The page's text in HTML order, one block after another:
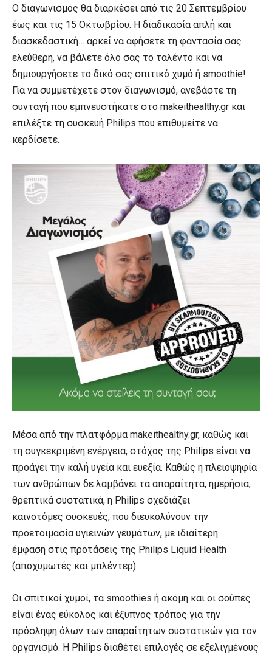
Ο διαγωνισμός θα διαρκέσει από τις 20 Σεπτεμβρίου
έως και τις 15 Οκτωβρίου. Η διαδικασία απλή και
διασκεδαστική… αρκεί να αφήσετε τη φαντασία σας
ελεύθερη, να βάλετε όλο σας το ταλέντο και να
δημιουργήσετε το δικό σας σπιτικό χυμό ή smoothie!
Για να συμμετέχετε στον διαγωνισμό, ανεβάστε τη
συνταγή που εμπνευστήκατε στο makeithealthy.gr και
επιλέξτε τη συσκευή Philips που επιθυμείτε να
κερδίσετε.
Μέσα από την πλατφόρμα makeithealthy.gr, καθώς και
τη συγκεκριμένη ενέργεια, στόχος της Philips είναι να
προάγει την καλή υγεία και ευεξία. Καθώς η πλειοψηφία
των ανθρώπων δε λαμβάνει τα απαραίτητα, ημερήσια,
θρεπτικά συστατικά, η Philips σχεδιάζει
καινοτόμες συσκευές, που διευκολύνουν την
προετοιμασία υγιεινών γευμάτων, με ιδιαίτερη
έμφαση στις προτάσεις της Philips Liquid Health
(αποχυμωτές και μπλέντερ).
Οι σπιτικοί χυμοί, τα smoothies ή ακόμη και οι σούπες
είναι ένας εύκολος και έξυπνος τρόπος για την
πρόσληψη όλων των απαραίτητων συστατικών για τον
οργανισμό. H Philips διαθέτει επιλογές σε εξελιγμένους